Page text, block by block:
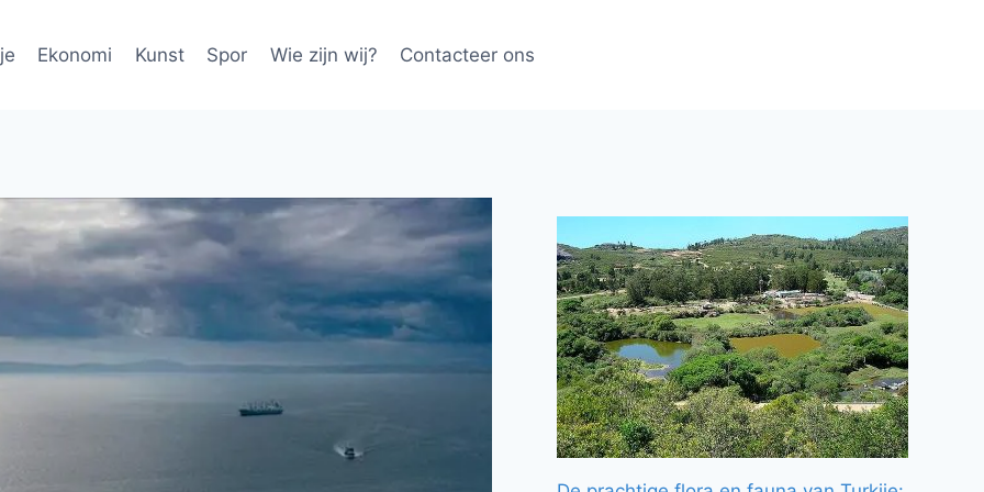
Ekonomi Kunst Spor Wie zijn wij? Contacteer ons